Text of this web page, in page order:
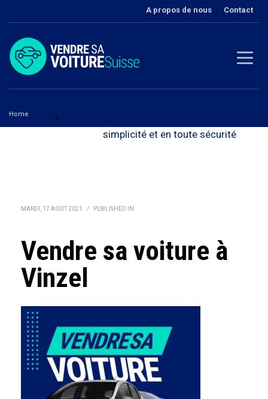
A propos de nous Contact
Home »
simplicité et en toute sécurité
MARDI, 17 AOÛT 2021 / PUBLISHED IN
Vendre sa voiture à
Vinzel